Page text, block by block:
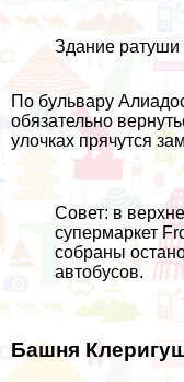
Здание ратуши
По бульвару
обязательно
улочках прячутся
Совет: в
супермаркет
собраны
автобусов.
Башня